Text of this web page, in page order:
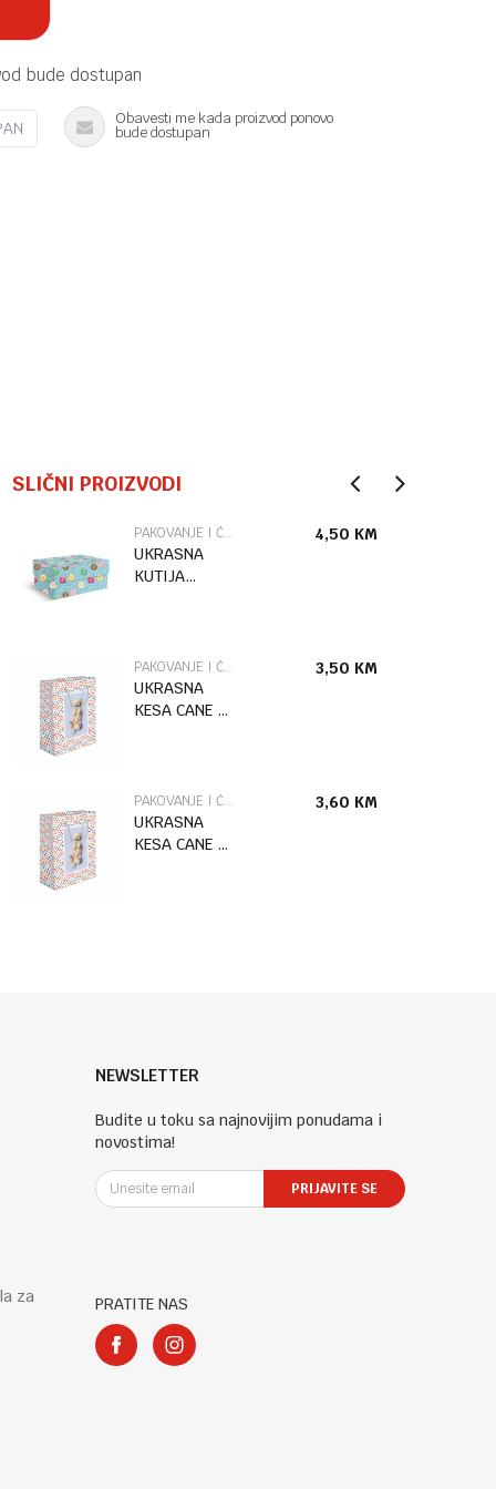
bude dostupan
Obavesti me kada proizvod ponovo
bude dostupan
SLIČNI PROIZVODI
PAKOVANJE I ČESTITKE
UKRASNA
KUTIJA
4,50 KM
PAKOVANJE I ČESTITKE
UKRASNA
KESA CANE L
3,50 KM
PAKOVANJE I ČESTITKE
UKRASNA
KESA CANE XL
3,60 KM
za
NEWSLETTER
Budite u toku sa najnovijim ponudama i
novostima!
PRIJAVITE SE
PRATITE NAS